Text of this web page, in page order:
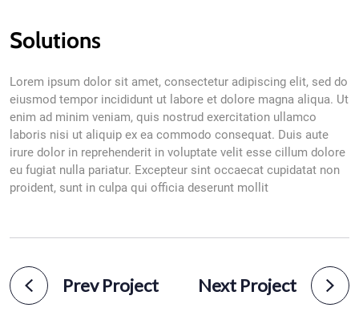
Solutions
Lorem ipsum dolor sit amet, consectetur adipiscing elit, sed do
eiusmod tempor incididunt ut labore et dolore magna aliqua. Ut
enim ad minim veniam, quis nostrud exercitation ullamco
laboris nisi ut aliquip ex ea commodo consequat. Duis aute
irure dolor in reprehenderit in voluptate velit esse cillum dolore
eu fugiat nulla pariatur. Excepteur sint occaecat cupidatat non
proident, sunt in culpa qui officia deserunt mollit
Prev Project Next Project